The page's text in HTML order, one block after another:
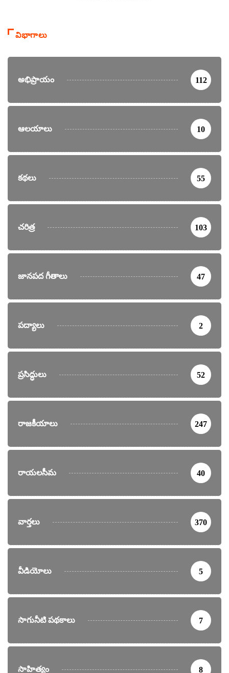
విభాగాలు
అభిప్రాయం 112
ఆలయాలు 10
కథలు 55
చరిత్ర 103
జానపద గీతాలు 47
పద్యాలు 2
ప్రసిద్ధులు 52
రాజకీయాలు 247
రాయలసీమ 40
వార్తలు 370
వీడియోలు 5
సాగునీటి పథకాలు 7
సాహిత్యం 8